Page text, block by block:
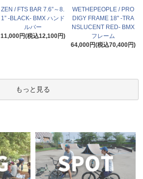
ZEN / FTS BAR 7.6”～8.
1” -BLACK- BMX ハンド
ルバー
11,000円(税込12,100円)
WETHEPEOPLE / PRO
DIGY FRAME 18" -TRA
NSLUCENT RED- BMX
フレーム
64,000円(税込70,400円)
もっと見る